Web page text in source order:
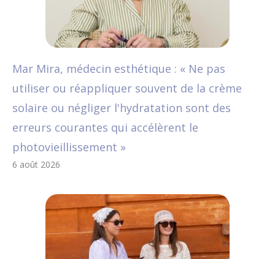
Mar Mira, médecin esthétique : « Ne pas
utiliser ou réappliquer souvent de la crème
solaire ou négliger l'hydratation sont des
erreurs courantes qui accélèrent le
photovieillissement »
6 août 2026